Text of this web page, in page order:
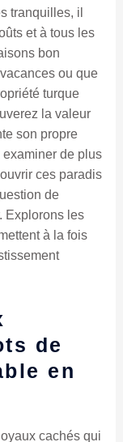
tranquilles, il
et à tous les
bon
ou que
turque
la valeur
son propre
de plus
ces paradis
de
Explorons les
à la fois
de
en
cachés qui